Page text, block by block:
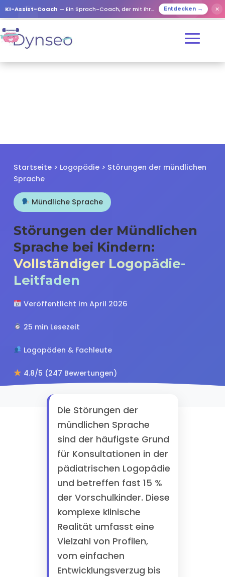
KI-Assist-Coach — Ein Sprach-Coach, der mit Ihren Lieben spielt Entdecken → ✕
Startseite > Logopädie > Störungen der mündlichen
Sprache
Mündliche Sprache
Störungen der Mündlichen
Sprache bei Kindern:
Vollständiger Logopädie-
Leitfaden
Veröffentlicht im April 2026
25 min Lesezeit
Logopäden & Fachleute
4.8/5 (247 Bewertungen)
Die Störungen der
mündlichen Sprache
sind der häufigste Grund
für Konsultationen in der
pädiatrischen Logopädie
und betreffen fast 15 %
der Vorschulkinder. Diese
komplexe klinische
Realität umfasst eine
Vielzahl von Profilen,
vom einfachen
Entwicklungsverzug bis